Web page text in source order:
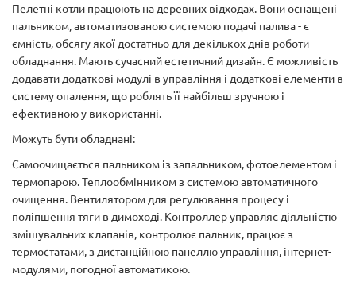
Пелетні котли працюють на деревних відходах. Вони оснащені
пальником, автоматизованою системою подачі палива - є
ємність, обсягу якої достатньо для декількох днів роботи
обладнання. Мають сучасний естетичний дизайн. Є можливість
додавати додаткові модулі в управління і додаткові елементи в
систему опалення, що роблять її найбільш зручною і
ефективною у використанні.
Можуть бути обладнані:
Самоочищається пальником із запальником, фотоелементом і
термопарою. Теплообмінником з системою автоматичного
очищення. Вентилятором для регулювання процесу і
поліпшення тяги в димоході. Контроллер управляє діяльністю
змішувальних клапанів, контролює пальник, працює з
термостатами, з дистанційною панеллю управління, інтернет-
модулями, погодної автоматикою.